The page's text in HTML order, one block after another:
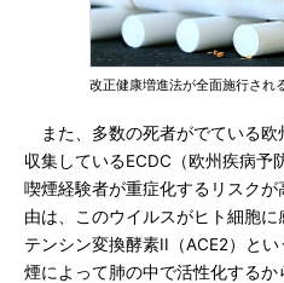
改正健康増進法が全面施行され
また、多数の死者がでている欧
収集しているECDC（欧州疾病予
喫煙経験者が重症化するリスク
由は、このウイルスがヒト細胞
テンシン変換酵素II（ACE2）と
煙によって肺の中で活性化する